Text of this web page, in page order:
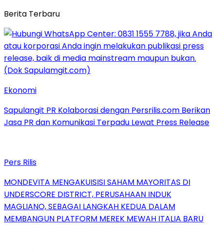
Berita Terbaru
Ekonomi
Sapulangit PR Kolaborasi dengan Persrilis.com Berikan
Jasa PR dan Komunikasi Terpadu Lewat Press Release
Pers Rilis
MONDEVITA MENGAKUISISI SAHAM MAYORITAS DI
UNDERSCORE DISTRICT, PERUSAHAAN INDUK
MAGLIANO, SEBAGAI LANGKAH KEDUA DALAM
MEMBANGUN PLATFORM MEREK MEWAH ITALIA BARU